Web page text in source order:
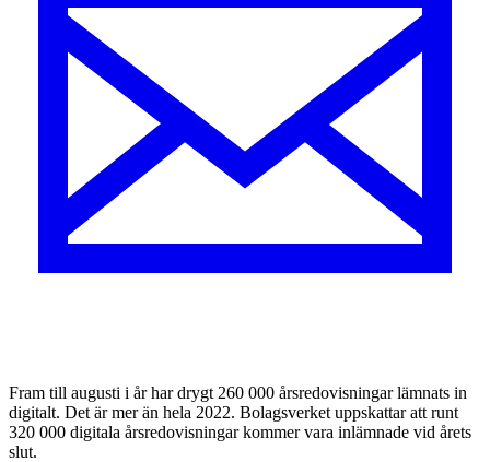
Fram till augusti i år har drygt 260 000 årsredovisningar lämnats in
digitalt. Det är mer än hela 2022. Bolagsverket uppskattar att runt
320 000 digitala årsredovisningar kommer vara inlämnade vid årets
slut.